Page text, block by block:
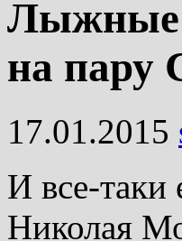
Лыжные
на пару
17.01.2015
И все-таки
Николая